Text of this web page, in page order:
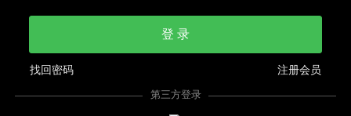
登 录
注册会员
找回密码
第三方登录